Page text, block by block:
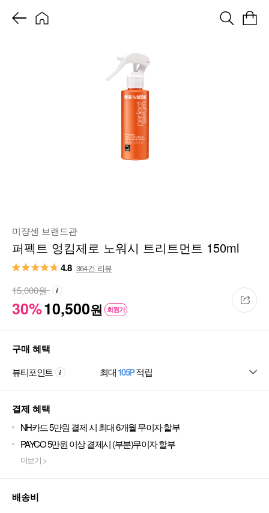
미쟝센 브랜드관
퍼펙트 엉킴제로 노워시 트리트먼트 150ml
4.8 364건 리뷰
30%10,500원 회원가
15,000원
구매 혜택
뷰티포인트 최대105P적립
결제 혜택
NH카드 5만원 결제 시 최대 6개월 무이자 할부
PAYCO 5만원 이상 결제시 (부분)무이자 할부
더보기 >
배송비